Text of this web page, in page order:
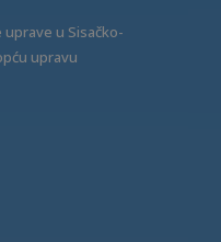
uprave u Sisačko-
upravu